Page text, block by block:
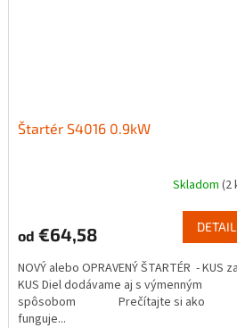
Štartér S4016 0.9kW
Skladom (2
od €64,58 DETAIL
NOVÝ alebo OPRAVENÝ ŠTARTÉR - KUS za
KUS Diel dodávame aj s výmenným
spôsobom Prečítajte si ako
funguje...